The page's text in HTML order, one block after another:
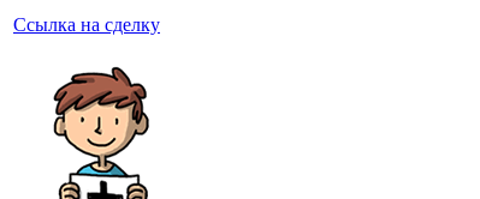
Ссылка на сделку